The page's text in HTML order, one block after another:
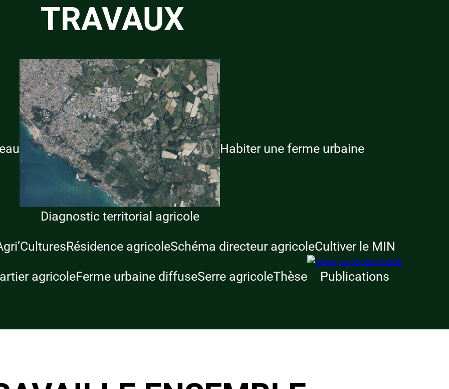
TRAVAUX
Diagnostic territorial agricole
Habiter une ferme urbaine
Résidence agricoleSchéma directeur agricoleCultiver le MIN
agricoleFerme urbaine diffuseSerre agricoleThèse Publications